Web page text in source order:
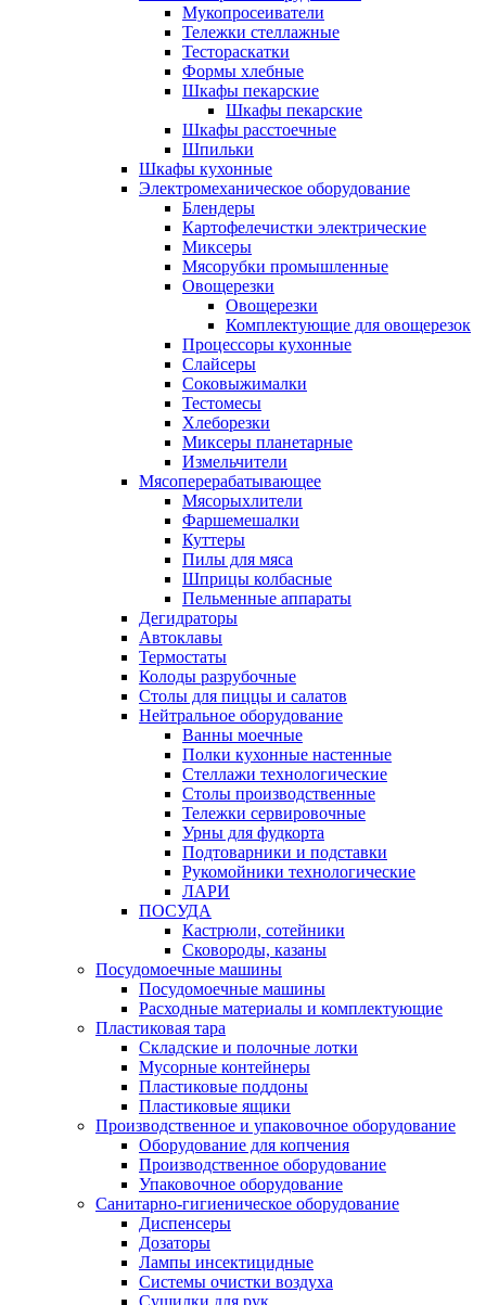
Мукопросеиватели
Тележки стеллажные
Тестораскатки
Формы хлебные
Шкафы пекарские
Шкафы пекарские
Шкафы расстоечные
Шпильки
Шкафы кухонные
Электромеханическое оборудование
Блендеры
Картофелечистки электрические
Миксеры
Мясорубки промышленные
Овощерезки
Овощерезки
Комплектующие для овощерезок
Процессоры кухонные
Слайсеры
Соковыжималки
Тестомесы
Хлеборезки
Миксеры планетарные
Измельчители
Мясоперерабатывающее
Мясорыхлители
Фаршемешалки
Куттеры
Пилы для мяса
Шприцы колбасные
Пельменные аппараты
Дегидраторы
Автоклавы
Термостаты
Колоды разрубочные
Столы для пиццы и салатов
Нейтральное оборудование
Ванны моечные
Полки кухонные настенные
Стеллажи технологические
Столы производственные
Тележки сервировочные
Урны для фудкорта
Подтоварники и подставки
Рукомойники технологические
ЛАРИ
ПОСУДА
Кастрюли, сотейники
Сковороды, казаны
Посудомоечные машины
Посудомоечные машины
Расходные материалы и комплектующие
Пластиковая тара
Складские и полочные лотки
Мусорные контейнеры
Пластиковые поддоны
Пластиковые ящики
Производственное и упаковочное оборудование
Оборудование для копчения
Производственное оборудование
Упаковочное оборудование
Санитарно-гигиеническое оборудование
Диспенсеры
Дозаторы
Лампы инсектицидные
Системы очистки воздуха
Сушилки для рук